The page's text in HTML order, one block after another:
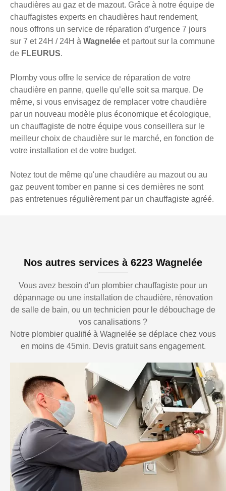
chaudières au gaz et de mazout. Grâce à notre équipe de
chauffagistes experts en chaudières haut rendement,
nous offrons un service de réparation d’urgence 7 jours
sur 7 et 24H / 24H à Wagnelée et partout sur la commune
de FLEURUS.
Plomby vous offre le service de réparation de votre
chaudière en panne, quelle qu’elle soit sa marque. De
même, si vous envisagez de remplacer votre chaudière
par un nouveau modèle plus économique et écologique,
un chauffagiste de notre équipe vous conseillera sur le
meilleur choix de chaudière sur le marché, en fonction de
votre installation et de votre budget.
Notez tout de même qu'une chaudière au mazout ou au
gaz peuvent tomber en panne si ces dernières ne sont
pas entretenues régulièrement par un chauffagiste agréé.
Nos autres services à 6223 Wagnelée
Vous avez besoin d'un plombier chauffagiste pour un
dépannage ou une installation de chaudière, rénovation
de salle de bain, ou un technicien pour le débouchage de
vos canalisations ?
Notre plombier qualifié à Wagnelée se déplace chez vous
en moins de 45min. Devis gratuit sans engagement.